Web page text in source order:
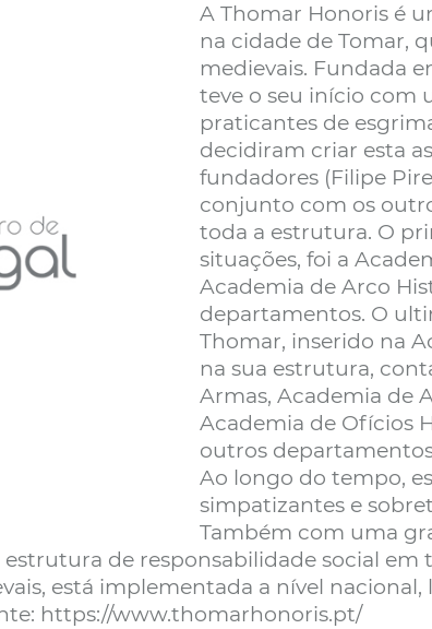
A Thomar Honoris é
na cidade de Tomar,
medievais. Fundada
teve o seu início com
praticantes de
decidiram criar esta
fundadores (Filipe
conjunto com os
toda a estrutura. O
situações, foi a
Academia de Arco
departamentos. O
Thomar, inserido na
na sua estrutura,
Armas, Academia de
Academia de Ofícios
outros
Ao longo do tempo,
simpatizantes e
Também com uma
de responsabilidade social em
está implementada a nível
https://www.thomarhonoris.pt/